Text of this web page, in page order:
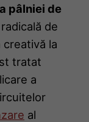
pâlniei de
de
la
tratat
a
al